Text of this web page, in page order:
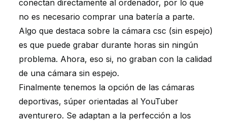
conectan directamente al ordenador, por lo que
no es necesario comprar una batería a parte.
Algo que destaca sobre la cámara csc (sin espejo)
es que puede grabar durante horas sin ningún
problema. Ahora, eso si, no graban con la calidad
de una cámara sin espejo.
Finalmente tenemos la opción de las cámaras
deportivas, súper orientadas al YouTuber
aventurero. Se adaptan a la perfección a los